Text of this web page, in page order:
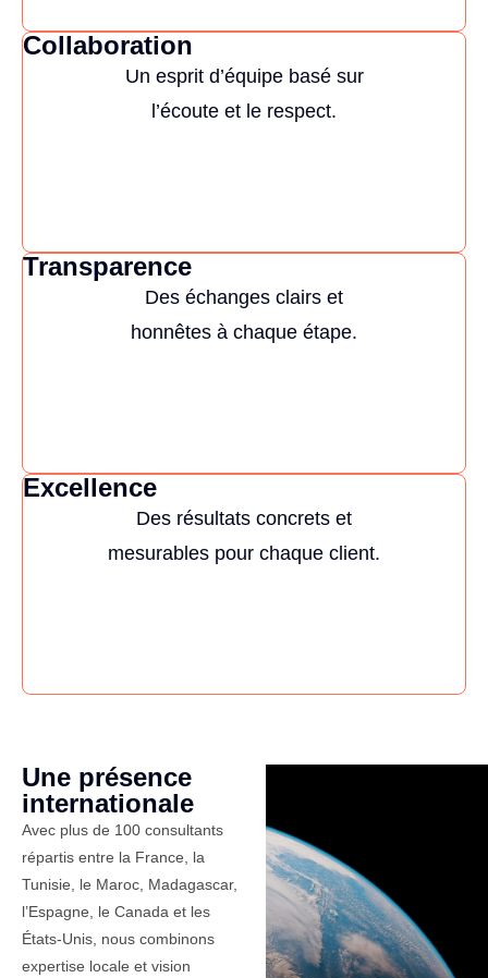
Collaboration
Un esprit d’équipe basé sur
l’écoute et le respect.
Transparence
Des échanges clairs et
honnêtes à chaque étape.
Excellence
Des résultats concrets et
mesurables pour chaque client.
Une présence
internationale
Avec plus de 100 consultants
répartis entre la France, la
Tunisie, le Maroc, Madagascar,
l’Espagne, le Canada et les
États-Unis, nous combinons
expertise locale et vision